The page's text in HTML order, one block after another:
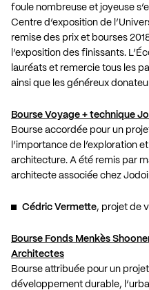
foule nombreuse et joyeuse
Centre d’exposition de
remise des prix et bourses
l’exposition des finissants.
lauréats et remercie tous les
ainsi que les généreux
Bourse Voyage + technique
Bourse accordée pour un
l’importance de l’exploration
architecture. A été remis par
architecte associée chez
Cédric Vermette, projet de
Bourse Fonds Menkès
Architectes
Bourse attribuée pour un
développement durable,